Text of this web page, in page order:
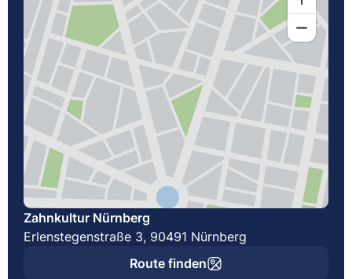
Zahnkultur Nürnberg
Erlenstegenstraße 3, 90491 Nürnberg
Route finden